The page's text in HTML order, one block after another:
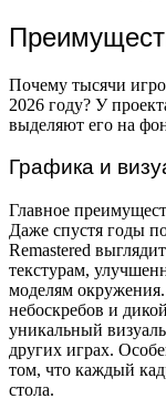
Почему тысячи
2026 году? У
выделяют его на
Графика и
Главное
Даже спустя годы
Remastered
текстурам,
моделям
небоскребов и
уникальный
других играх.
том, что каждый
стола.